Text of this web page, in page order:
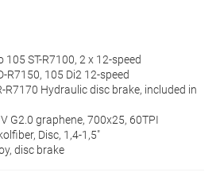
ST-R7100, 2 x 12-speed
R7150, 105 Di2 12-speed
R7170 Hydraulic disc brake, included in
G2.0 graphene, 700x25, 60TPI
Disc, 1,4-1,5"
disc brake